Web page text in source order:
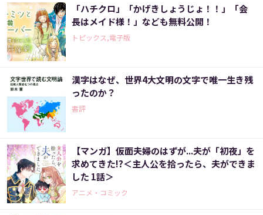
「ハチクロ」「かげきしょうじょ！！」「会
長はメイド様！」なども無料公開！
トピックス,電子版
漢字はなぜ、世界4大文明の文字で唯一生き残
ったのか？
書評
【マンガ】仮面夫婦のはずが...夫が「初夜」を
求めてきた!?＜主人公を拾ったら、夫ができま
した 1話＞
アニメ・コミック